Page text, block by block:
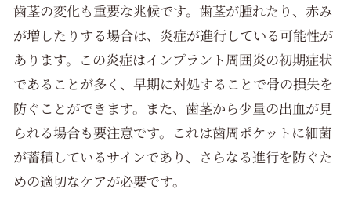
歯茎の変化も重要な兆候です。歯茎が腫れたり、赤み
が増したりする場合は、炎症が進行している可能性が
あります。この炎症はインプラント周囲炎の初期症状
であることが多く、早期に対処することで骨の損失を
防ぐことができます。また、歯茎から少量の出血が見
られる場合も要注意です。これは歯周ポケットに細菌
が蓄積しているサインであり、さらなる進行を防ぐた
めの適切なケアが必要です。